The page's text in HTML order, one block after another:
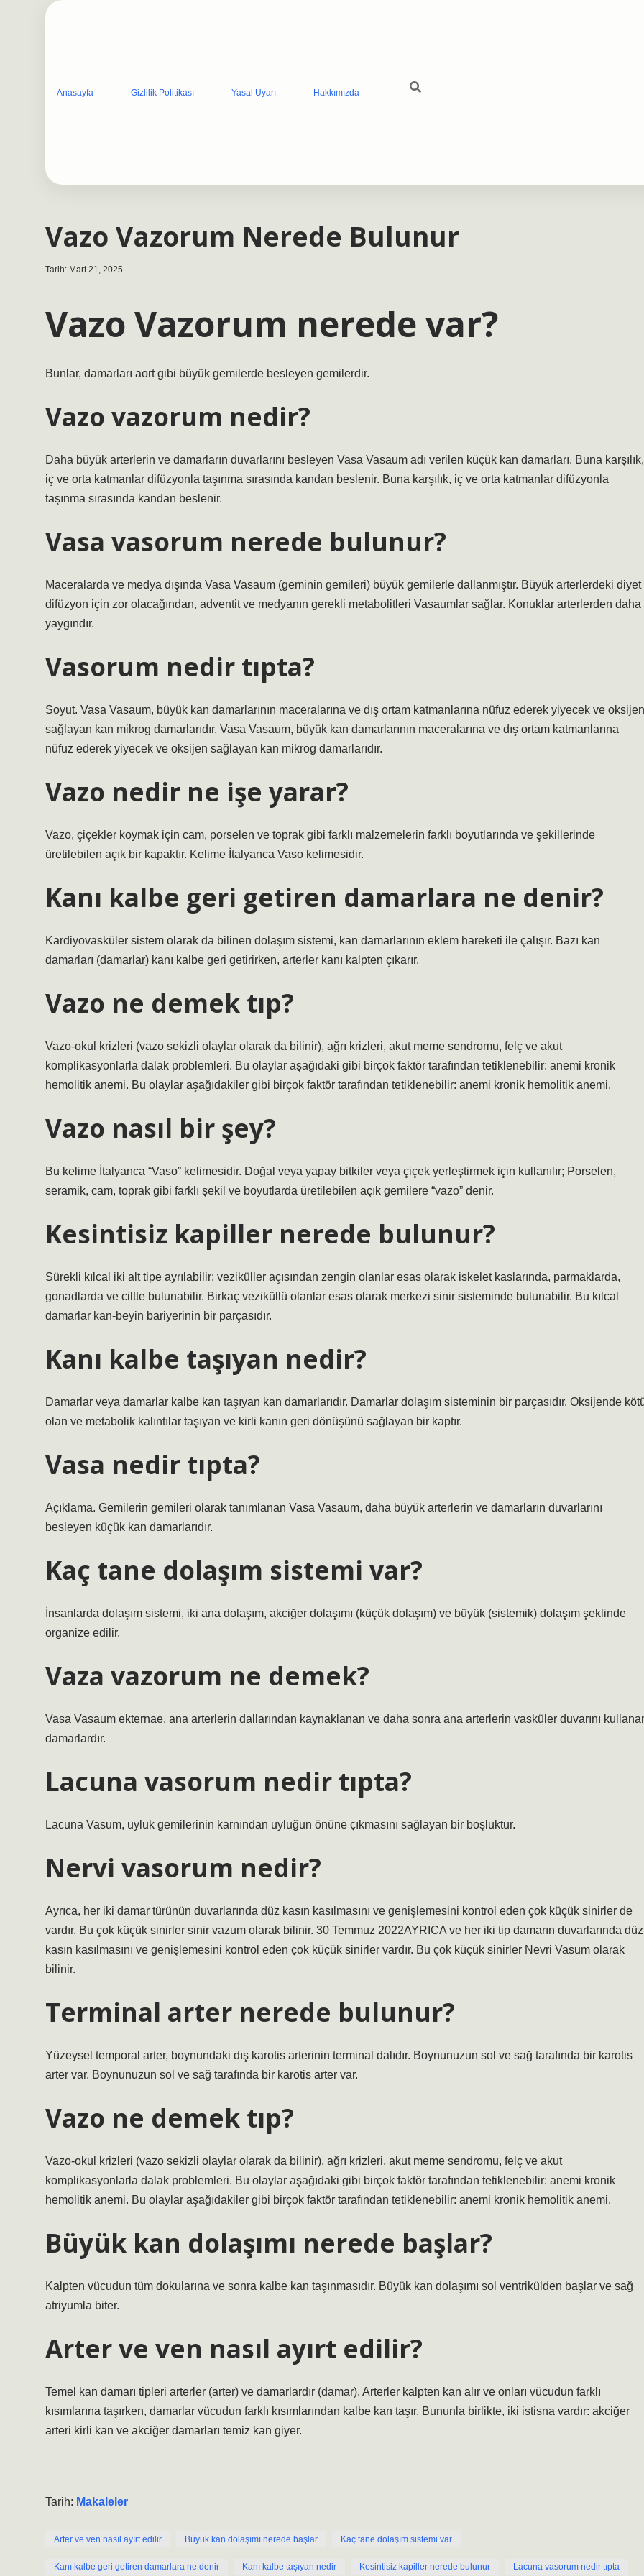
Anasayfa Gizlilik Politikası Yasal Uyarı Hakkımızda
Vazo Vazorum Nerede Bulunur
Tarih: Mart 21, 2025
Vazo Vazorum nerede var?
Bunlar, damarları aort gibi büyük gemilerde besleyen gemilerdir.
Vazo vazorum nedir?
Daha büyük arterlerin ve damarların duvarlarını besleyen Vasa Vasaum adı verilen küçük kan damarları. Buna karşılık,
iç ve orta katmanlar difüzyonla taşınma sırasında kandan beslenir. Buna karşılık, iç ve orta katmanlar difüzyonla
taşınma sırasında kandan beslenir.
Vasa vasorum nerede bulunur?
Maceralarda ve medya dışında Vasa Vasaum (geminin gemileri) büyük gemilerle dallanmıştır. Büyük arterlerdeki diyet
difüzyon için zor olacağından, adventit ve medyanın gerekli metabolitleri Vasaumlar sağlar. Konuklar arterlerden daha
yaygındır.
Vasorum nedir tıpta?
Soyut. Vasa Vasaum, büyük kan damarlarının maceralarına ve dış ortam katmanlarına nüfuz ederek yiyecek ve oksijen
sağlayan kan mikrog damarlarıdır. Vasa Vasaum, büyük kan damarlarının maceralarına ve dış ortam katmanlarına
nüfuz ederek yiyecek ve oksijen sağlayan kan mikrog damarlarıdır.
Vazo nedir ne işe yarar?
Vazo, çiçekler koymak için cam, porselen ve toprak gibi farklı malzemelerin farklı boyutlarında ve şekillerinde
üretilebilen açık bir kapaktır. Kelime İtalyanca Vaso kelimesidir.
Kanı kalbe geri getiren damarlara ne denir?
Kardiyovasküler sistem olarak da bilinen dolaşım sistemi, kan damarlarının eklem hareketi ile çalışır. Bazı kan
damarları (damarlar) kanı kalbe geri getirirken, arterler kanı kalpten çıkarır.
Vazo ne demek tıp?
Vazo-okul krizleri (vazo sekizli olaylar olarak da bilinir), ağrı krizleri, akut meme sendromu, felç ve akut
komplikasyonlarla dalak problemleri. Bu olaylar aşağıdaki gibi birçok faktör tarafından tetiklenebilir: anemi kronik
hemolitik anemi. Bu olaylar aşağıdakiler gibi birçok faktör tarafından tetiklenebilir: anemi kronik hemolitik anemi.
Vazo nasıl bir şey?
Bu kelime İtalyanca “Vaso” kelimesidir. Doğal veya yapay bitkiler veya çiçek yerleştirmek için kullanılır; Porselen,
seramik, cam, toprak gibi farklı şekil ve boyutlarda üretilebilen açık gemilere “vazo” denir.
Kesintisiz kapiller nerede bulunur?
Sürekli kılcal iki alt tipe ayrılabilir: veziküller açısından zengin olanlar esas olarak iskelet kaslarında, parmaklarda,
gonadlarda ve ciltte bulunabilir. Birkaç veziküllü olanlar esas olarak merkezi sinir sisteminde bulunabilir. Bu kılcal
damarlar kan-beyin bariyerinin bir parçasıdır.
Kanı kalbe taşıyan nedir?
Damarlar veya damarlar kalbe kan taşıyan kan damarlarıdır. Damarlar dolaşım sisteminin bir parçasıdır. Oksijende
olan ve metabolik kalıntılar taşıyan ve kirli kanın geri dönüşünü sağlayan bir kaptır.
Vasa nedir tıpta?
Açıklama. Gemilerin gemileri olarak tanımlanan Vasa Vasaum, daha büyük arterlerin ve damarların duvarlarını
besleyen küçük kan damarlarıdır.
Kaç tane dolaşım sistemi var?
İnsanlarda dolaşım sistemi, iki ana dolaşım, akciğer dolaşımı (küçük dolaşım) ve büyük (sistemik) dolaşım şeklinde
organize edilir.
Vaza vazorum ne demek?
Vasa Vasaum ekternae, ana arterlerin dallarından kaynaklanan ve daha sonra ana arterlerin vasküler duvarını
damarlardır.
Lacuna vasorum nedir tıpta?
Lacuna Vasum, uyluk gemilerinin karnından uyluğun önüne çıkmasını sağlayan bir boşluktur.
Nervi vasorum nedir?
Ayrıca, her iki damar türünün duvarlarında düz kasın kasılmasını ve genişlemesini kontrol eden çok küçük sinirler de
vardır. Bu çok küçük sinirler sinir vazum olarak bilinir. 30 Temmuz 2022AYRICA ve her iki tip damarın duvarlarında düz
kasın kasılmasını ve genişlemesini kontrol eden çok küçük sinirler vardır. Bu çok küçük sinirler Nevri Vasum olarak
bilinir.
Terminal arter nerede bulunur?
Yüzeysel temporal arter, boynundaki dış karotis arterinin terminal dalıdır. Boynunuzun sol ve sağ tarafında bir karotis
arter var. Boynunuzun sol ve sağ tarafında bir karotis arter var.
Vazo ne demek tıp?
Vazo-okul krizleri (vazo sekizli olaylar olarak da bilinir), ağrı krizleri, akut meme sendromu, felç ve akut
komplikasyonlarla dalak problemleri. Bu olaylar aşağıdaki gibi birçok faktör tarafından tetiklenebilir: anemi kronik
hemolitik anemi. Bu olaylar aşağıdakiler gibi birçok faktör tarafından tetiklenebilir: anemi kronik hemolitik anemi.
Büyük kan dolaşımı nerede başlar?
Kalpten vücudun tüm dokularına ve sonra kalbe kan taşınmasıdır. Büyük kan dolaşımı sol ventrikülden başlar ve sağ
atriyumla biter.
Arter ve ven nasıl ayırt edilir?
Temel kan damarı tipleri arterler (arter) ve damarlardır (damar). Arterler kalpten kan alır ve onları vücudun farklı
kısımlarına taşırken, damarlar vücudun farklı kısımlarından kalbe kan taşır. Bununla birlikte, iki istisna vardır: akciğer
arteri kirli kan ve akciğer damarları temiz kan giyer.
Tarih: Makaleler
Arter ve ven nasıl ayırt edilir Büyük kan dolaşımı nerede başlar Kaç tane dolaşım sistemi var
Kanı kalbe geri getiren damarlara ne denir Kanı kalbe taşıyan nedir Kesintisiz kapiller nerede bulunur Lacuna vasorum nedir tıpta